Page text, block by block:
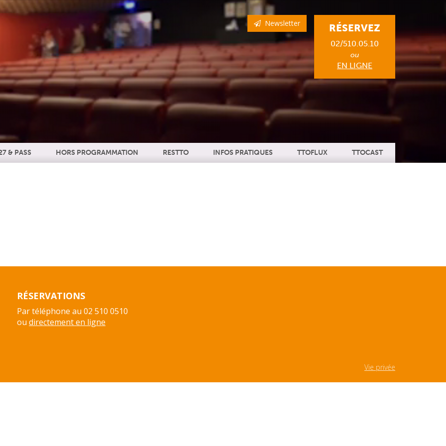
RÉSERVEZ
02/510.05.10
ou
EN LIGNE
Newsletter
& PASS HORS PROGRAMMATION RESTTO INFOS PRATIQUES TTOFLUX TTOCAST
RÉSERVATIONS
Par téléphone au 02 510 0510
ou directement en ligne
Vie privée